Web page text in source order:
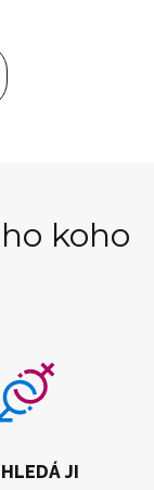
koho
JI